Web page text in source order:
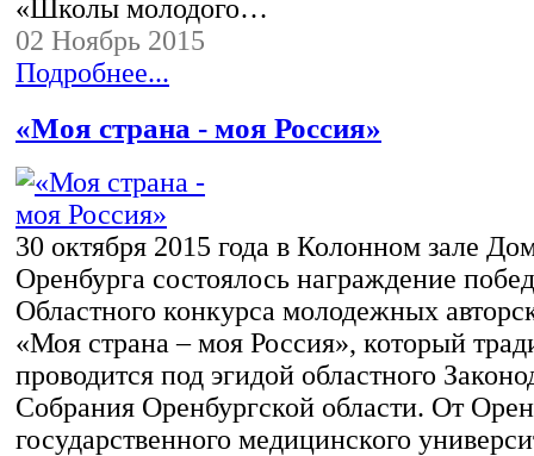
«Школы молодого…
02 Ноябрь 2015
Подробнее...
«Моя страна - моя Россия»
30 октября 2015 года в Колонном зале
Оренбурга состоялось награждение
Областного конкурса молодежных
«Моя страна – моя Россия», который
проводится под эгидой областного
Собрания Оренбургской области. От
государственного медицинского